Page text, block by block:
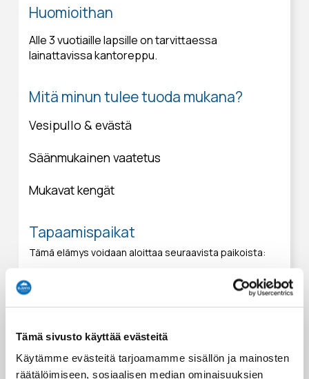
Tämä sivusto käyttää evästeitä
Käytämme evästeitä tarjoamamme sisällön ja mainosten
räätälöimiseen, sosiaalisen median ominaisuuksien
Huomioithan
Alle 3 vuotiaille lapsille on tarvittaessa
lainattavissa kantoreppu.
Mitä minun tulee tuoda mukana?
Vesipullo & evästä
Säänmukainen vaatetus
Mukavat kengät
Tapaamispaikat
Tämä elämys voidaan aloittaa seuraavista paikoista:
Kultakeronkatu 4